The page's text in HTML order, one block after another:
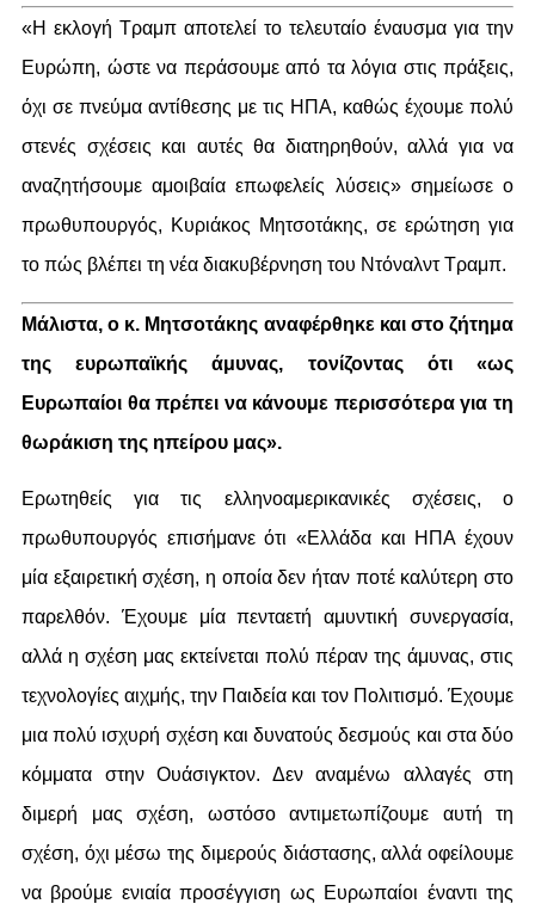
«Η εκλογή Τραμπ αποτελεί το τελευταίο έναυσμα για την
Ευρώπη, ώστε να περάσουμε από τα λόγια στις πράξεις,
όχι σε πνεύμα αντίθεσης με τις ΗΠΑ, καθώς έχουμε πολύ
στενές σχέσεις και αυτές θα διατηρηθούν, αλλά για να
αναζητήσουμε αμοιβαία επωφελείς λύσεις» σημείωσε ο
πρωθυπουργός, Κυριάκος Μητσοτάκης, σε ερώτηση για
το πώς βλέπει τη νέα διακυβέρνηση του Ντόναλντ Τραμπ.
Μάλιστα, ο κ. Μητσοτάκης αναφέρθηκε και στο ζήτημα
της ευρωπαϊκής άμυνας, τονίζοντας ότι «ως
Ευρωπαίοι θα πρέπει να κάνουμε περισσότερα για τη
θωράκιση της ηπείρου μας».
Ερωτηθείς για τις ελληνοαμερικανικές σχέσεις, ο
πρωθυπουργός επισήμανε ότι «Ελλάδα και ΗΠΑ έχουν
μία εξαιρετική σχέση, η οποία δεν ήταν ποτέ καλύτερη στο
παρελθόν. Έχουμε μία πενταετή αμυντική συνεργασία,
αλλά η σχέση μας εκτείνεται πολύ πέραν της άμυνας, στις
τεχνολογίες αιχμής, την Παιδεία και τον Πολιτισμό. Έχουμε
μια πολύ ισχυρή σχέση και δυνατούς δεσμούς και στα δύο
κόμματα στην Ουάσιγκτον. Δεν αναμένω αλλαγές στη
διμερή μας σχέση, ωστόσο αντιμετωπίζουμε αυτή τη
σχέση, όχι μέσω της διμερούς διάστασης, αλλά οφείλουμε
να βρούμε ενιαία προσέγγιση ως Ευρωπαίοι έναντι της